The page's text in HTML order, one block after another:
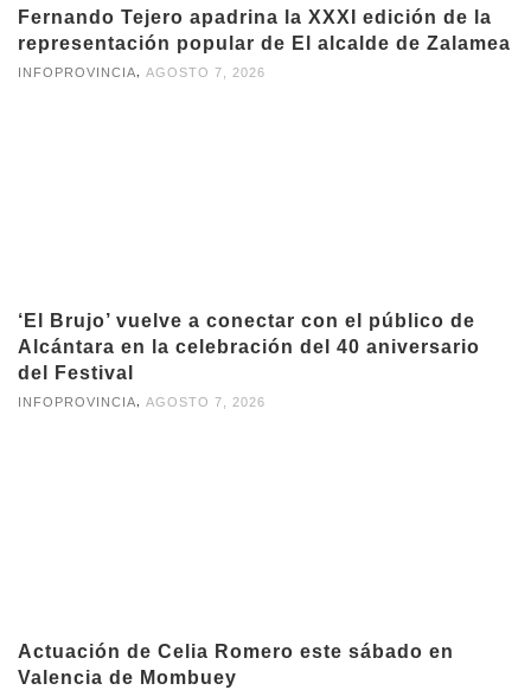
Fernando Tejero apadrina la XXXI edición de la
representación popular de El alcalde de Zalamea
INFOPROVINCIA AGOSTO 7, 2026
‘El Brujo’ vuelve a conectar con el público de
Alcántara en la celebración del 40 aniversario
del Festival
INFOPROVINCIA, AGOSTO 7, 2026
Actuación de Celia Romero este sábado en
Valencia de Mombuey